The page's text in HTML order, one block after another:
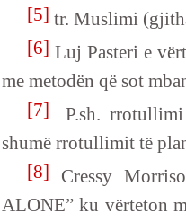
[5] tr. Muslimi
[6] Luj Pasteri e
me metodën që sot
[7] P.sh. rrotullimi
shumë rrotullimit të
[8] Cressy
ALONE” ku vërteton